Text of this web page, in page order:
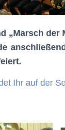
„Marsch der
Ihr auf der